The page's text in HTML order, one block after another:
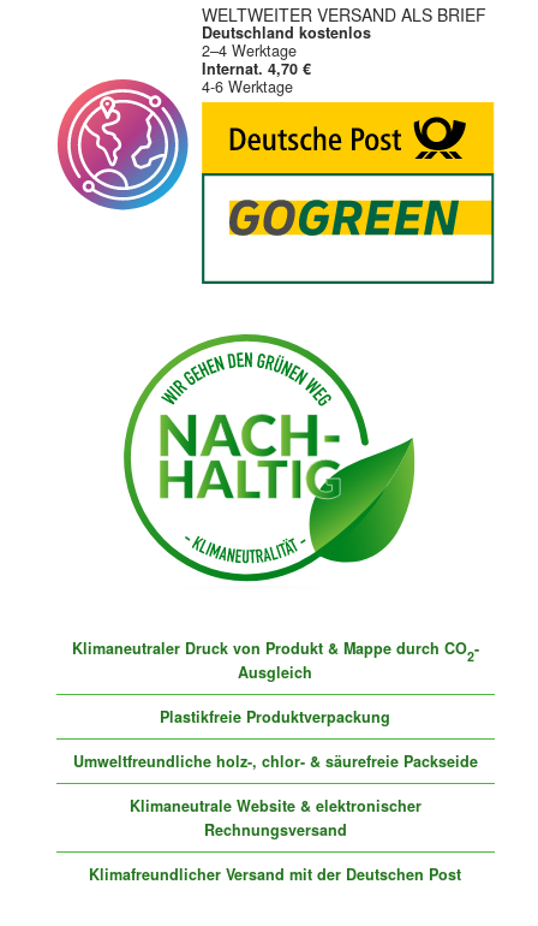
WELTWEITER VERSAND ALS BRIEF
Deutschland kostenlos
2–4 Werktage
Internat. 4,70 €
4-6 Werktage
Klimaneutraler Druck von Produkt & Mappe durch CO2-
Ausgleich
Plastikfreie Produktverpackung
Umweltfreundliche holz-, chlor- & säurefreie Packseide
Klimaneutrale Website & elektronischer
Rechnungsversand
Klimafreundlicher Versand mit der Deutschen Post